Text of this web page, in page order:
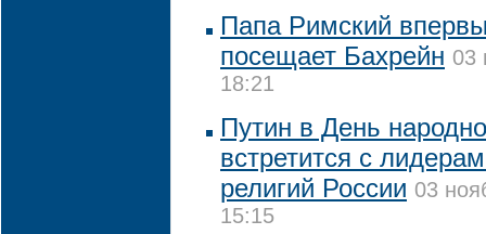
Папа Римский
посещает Бахрейн 03
18:21
Путин в День
встретится с
религий России 03
15:15